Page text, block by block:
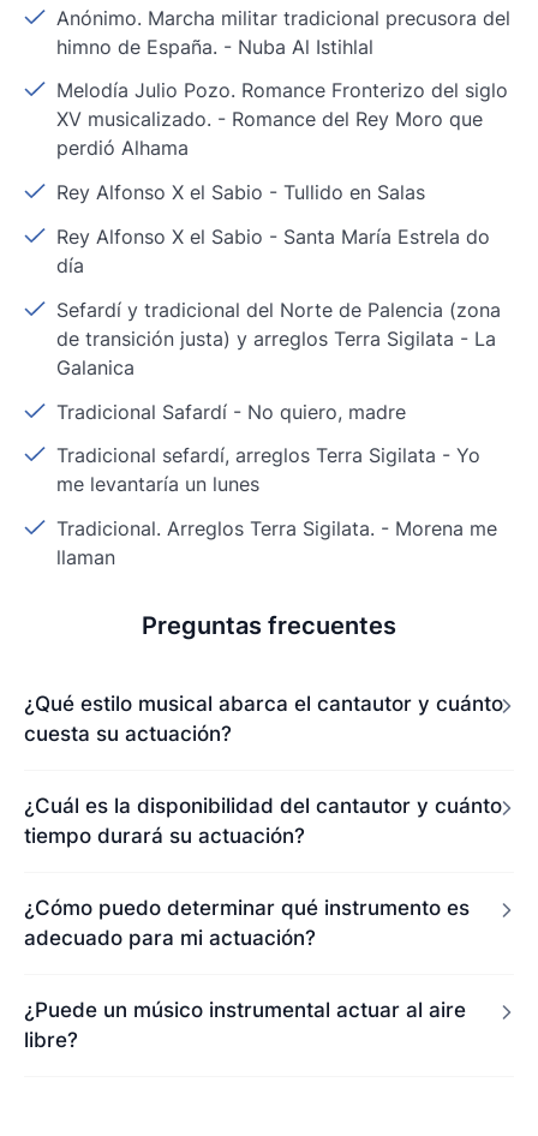
Anónimo. Marcha militar tradicional precusora del
himno de España. - Nuba Al Istihlal
Melodía Julio Pozo. Romance Fronterizo del siglo
XV musicalizado. - Romance del Rey Moro que
perdió Alhama
Rey Alfonso X el Sabio -Tullido en Salas
Rey Alfonso X el Sabio - Santa María Estrela do
día
Sefardí y tradicional del Norte de Palencia (zona
de transición justa) y arreglos Terra Sigilata - La
Galanica
Tradicional Safardí - No quiero, madre
Tradicional sefardí, arreglos Terra Sigilata -Yo
me levantaría un lunes
Tradicional. Arreglos Terra Sigilata. - Morena me
llaman
Preguntas frecuentes
¿Qué estilo musical abarca el cantautor y cuánto
cuesta su actuación?
¿Cuál es la disponibilidad del cantautor y cuánto
tiempo durará su actuación?
¿Cómo puedo determinar qué instrumento es
adecuado para mi actuación?
¿Puede un músico instrumental actuar al aire
libre?